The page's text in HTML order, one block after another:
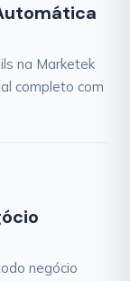
na Marketek
completo com
negócio